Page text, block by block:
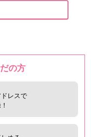
の方
レスで